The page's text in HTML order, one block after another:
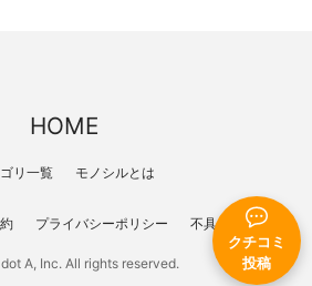
クチコミ
投稿
HOME
リ一覧 モノシルとは
プライバシーポリシー 不具合報告
A, Inc. All rights reserved.